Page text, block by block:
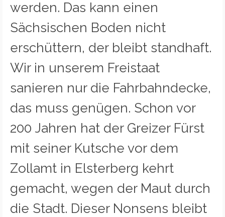
werden. Das kann einen
Sächsischen Boden nicht
erschüttern, der bleibt standhaft.
Wir in unserem Freistaat
sanieren nur die Fahrbahndecke,
das muss genügen. Schon vor
200 Jahren hat der Greizer Fürst
mit seiner Kutsche vor dem
Zollamt in Elsterberg kehrt
gemacht, wegen der Maut durch
die Stadt. Dieser Nonsens bleibt